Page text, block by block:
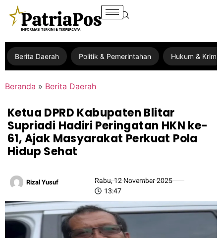
Berita Daerah Politik & Pemerintahan Hukum &
Beranda » Berita Daerah
Ketua DPRD Kabupaten Blitar
Supriadi Hadiri Peringatan HKN ke-
61, Ajak Masyarakat Perkuat Pola
Hidup Sehat
Rizal Yusuf
Rabu, 12 November 2025
13:47